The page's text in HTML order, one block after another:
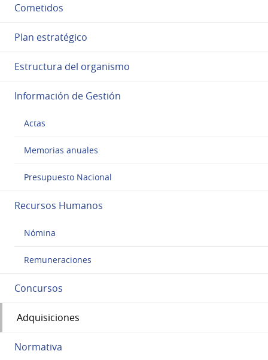
Cometidos
Plan estratégico
Estructura del organismo
Información de Gestión
Actas
Memorias anuales
Presupuesto Nacional
Recursos Humanos
Nómina
Remuneraciones
Concursos
Adquisiciones
Normativa